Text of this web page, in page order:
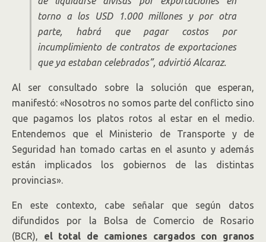
torno a los USD 1.000 millones y por otra
parte, habrá que pagar costos por
incumplimiento de contratos de exportaciones
que ya estaban celebrados”, advirtió Alcaraz.
Al ser consultado sobre la solución que esperan,
manifestó: «Nosotros no somos parte del conflicto sino
que pagamos los platos rotos al estar en el medio.
Entendemos que el Ministerio de Transporte y de
Seguridad han tomado cartas en el asunto y además
están implicados los gobiernos de las distintas
provincias».
En este contexto, cabe señalar que según datos
difundidos por la Bolsa de Comercio de Rosario
(BCR), el total de camiones cargados con granos